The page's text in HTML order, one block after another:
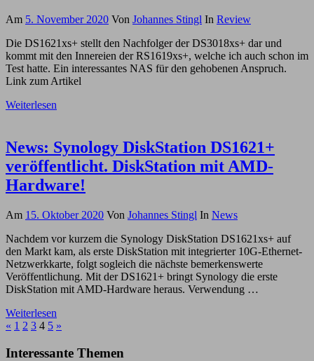
Am 5. November 2020 Von Johannes Stingl In Review
Die DS1621xs+ stellt den Nachfolger der DS3018xs+ dar und
kommt mit den Innereien der RS1619xs+, welche ich auch schon im
Test hatte. Ein interessantes NAS für den gehobenen Anspruch.
Link zum Artikel
Weiterlesen
News: Synology DiskStation DS1621+
veröffentlicht. DiskStation mit AMD-
Hardware!
Am 15. Oktober 2020 Von Johannes Stingl In News
Nachdem vor kurzem die Synology DiskStation DS1621xs+ auf
den Markt kam, als erste DiskStation mit integrierter 10G-Ethernet-
Netzwerkkarte, folgt sogleich die nächste bemerkenswerte
Veröffentlichung. Mit der DS1621+ bringt Synology die erste
DiskStation mit AMD-Hardware heraus. Verwendung …
Weiterlesen
Seitennummerierung
der
« Vorherige
1 2 3 4 5 Nächste
»
Interessante Themen